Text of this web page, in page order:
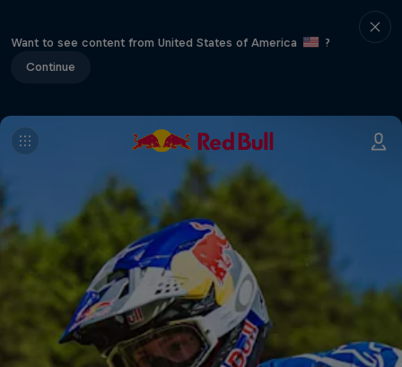
Want to see content from United States of America
?
Continue